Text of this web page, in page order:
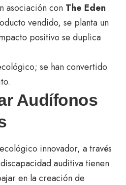
asociación con The Eden
vendido, se planta un
positivo se duplica
se han convertido
Audífonos
innovador, a través
auditiva tienen
en la creación de